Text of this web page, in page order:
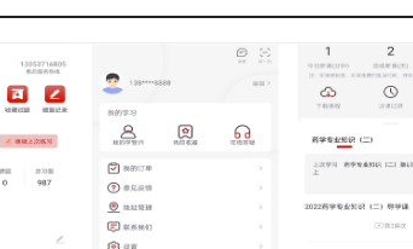
作业：提供丰富的在线测试和作业功能，帮助用
提醒：对用户的学习进度进行详细记录，并借